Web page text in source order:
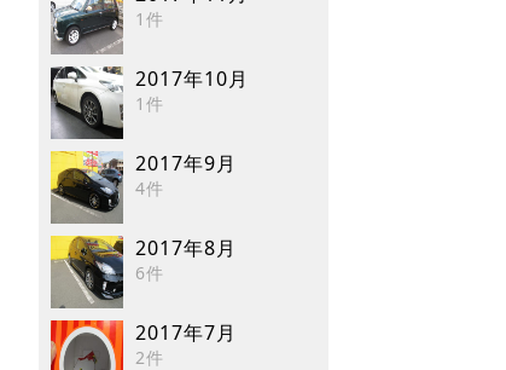
1件
2017年10月
1件
2017年9月
4件
2017年8月
6件
2017年7月
2件